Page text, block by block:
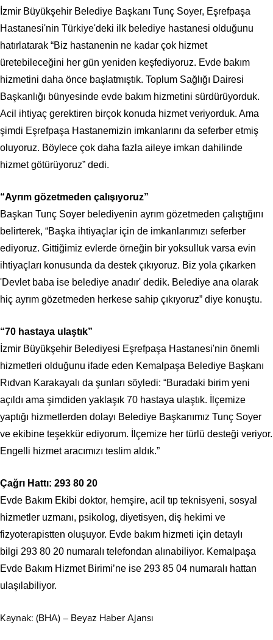
İzmir Büyükşehir Belediye Başkanı Tunç Soyer, Eşrefpaşa
Hastanesi'nin Türkiye'deki ilk belediye hastanesi olduğunu
hatırlatarak “Biz hastanenin ne kadar çok hizmet
üretebileceğini her gün yeniden keşfediyoruz. Evde bakım
hizmetini daha önce başlatmıştık. Toplum Sağlığı Dairesi
Başkanlığı bünyesinde evde bakım hizmetini sürdürüyorduk.
Acil ihtiyaç gerektiren birçok konuda hizmet veriyorduk. Ama
şimdi Eşrefpaşa Hastanemizin imkanlarını da seferber etmiş
oluyoruz. Böylece çok daha fazla aileye imkan dahilinde
hizmet götürüyoruz” dedi.
“Ayrım gözetmeden çalışıyoruz”
Başkan Tunç Soyer belediyenin ayrım gözetmeden çalıştığını
belirterek, “Başka ihtiyaçlar için de imkanlarımızı seferber
ediyoruz. Gittiğimiz evlerde örneğin bir yoksulluk varsa evin
ihtiyaçları konusunda da destek çıkıyoruz. Biz yola çıkarken
'Devlet baba ise belediye anadır' dedik. Belediye ana olarak
hiç ayrım gözetmeden herkese sahip çıkıyoruz” diye konuştu.
“70 hastaya ulaştık”
İzmir Büyükşehir Belediyesi Eşrefpaşa Hastanesi'nin önemli
hizmetleri olduğunu ifade eden Kemalpaşa Belediye Başkanı
Rıdvan Karakayalı da şunları söyledi: “Buradaki birim yeni
açıldı ama şimdiden yaklaşık 70 hastaya ulaştık. İlçemize
yaptığı hizmetlerden dolayı Belediye Başkanımız Tunç Soyer
ve ekibine teşekkür ediyorum. İlçemize her türlü desteği veriyor.
Engelli hizmet aracımızı teslim aldık.”
Çağrı Hattı: 293 80 20
Evde Bakım Ekibi doktor, hemşire, acil tıp teknisyeni, sosyal
hizmetler uzmanı, psikolog, diyetisyen, diş hekimi ve
fizyoterapistten oluşuyor. Evde bakım hizmeti için detaylı
bilgi 293 80 20 numaralı telefondan alınabiliyor. Kemalpaşa
Evde Bakım Hizmet Birimi’ne ise 293 85 04 numaralı hattan
ulaşılabiliyor.
Kaynak: (BHA) – Beyaz Haber Ajansı